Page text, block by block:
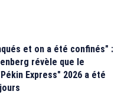
et on a été confinés" :
révèle que le
Express" 2026 a été